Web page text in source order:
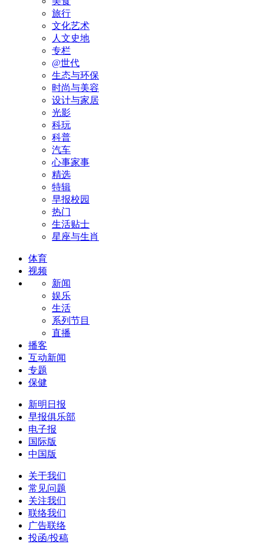
旅行
文化艺术
人文史地
专栏
@世代
生态与环保
时尚与美容
设计与家居
光影
科玩
科普
汽车
心事家事
精选
特辑
早报校园
热门
生活贴士
星座与生肖
体育
视频
新闻
娱乐
生活
系列节目
直播
播客
互动新闻
专题
保健
新明日报
早报俱乐部
电子报
国际版
中国版
关于我们
常见问题
关注我们
联络我们
广告联络
投函/投稿